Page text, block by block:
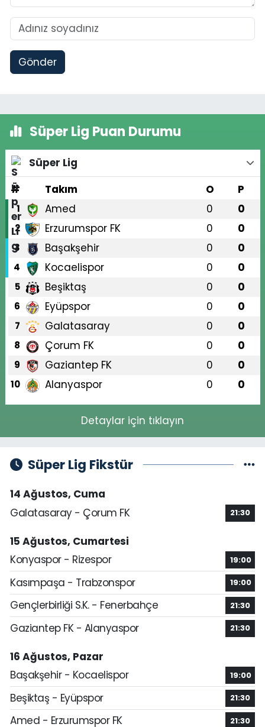
Gönder
Süper Lig Puan Durumu
Süper Lig
#
Takım O P
1 Amed 0 0
2 Erzurumspor FK 0 0
3 Başakşehir 0 0
4 Kocaelispor 0 0
5 Beşiktaş 0 0
6 Eyüpspor 0 0
7 Galatasaray 0 0
8 Çorum FK 0 0
9 Gaziantep FK 0 0
10 Alanyaspor 0 0
Detaylar için tıklayın
Süper Lig Fikstür
14 Ağustos, Cuma
Galatasaray - Çorum FK
21:30
15 Ağustos, Cumartesi
Konyaspor - Rizespor
19:00
Kasımpaşa - Trabzonspor 19:00
Gençlerbirliği S.K. - Fenerbahçe 21:30
Gaziantep FK - Alanyaspor 21:30
16 Ağustos, Pazar
Başakşehir - Kocaelispor
19:00
Beşiktaş - Eyüpspor 21:30
Amed - Erzurumspor FK 21:30